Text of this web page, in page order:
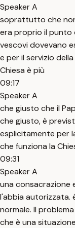
Speaker A
soprattutto che
era proprio il punto
vescovi dovevano
e per il servizio
Chiesa è più
09:17
Speaker A
che giusto che il
che giusto, è
esplicitamente per
che funziona la
09:31
Speaker A
una consacrazione
l'abbia autorizzata.
normale. Il
che è una